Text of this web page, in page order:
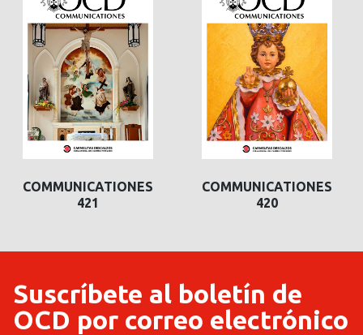
COMMUNICATIONES
421
COMMUNICATIONES
420
Suscríbete al boletín de
OCD por correo electrónico